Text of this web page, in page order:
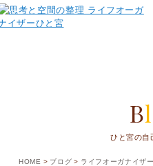
ひと宮の自
HOME ブログ
ライフオーガナイザー